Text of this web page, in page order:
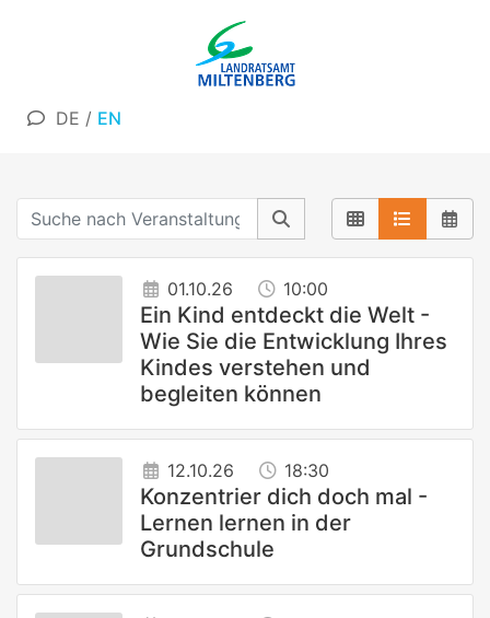
DE / EN
01.10.26 10:00
Ein Kind entdeckt die Welt -
Wie Sie die Entwicklung Ihres
Kindes verstehen und
begleiten können
12.10.26 18:30
Konzentrier dich doch mal -
Lernen lernen in der
Grundschule